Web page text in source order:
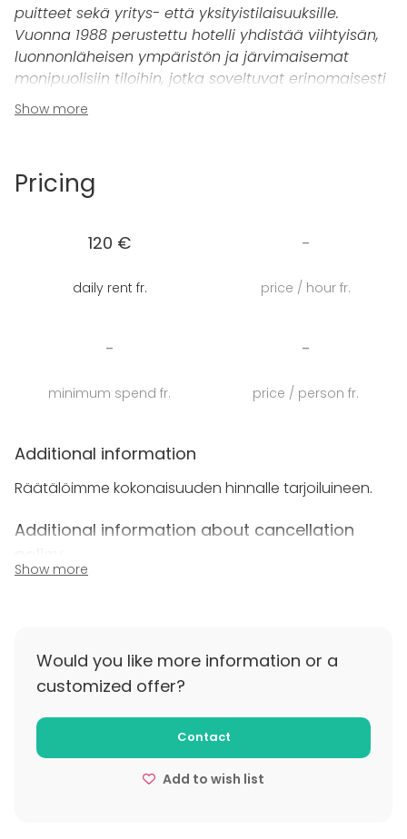
puitteet sekä yritys- että yksityistilaisuuksille.
Vuonna 1988 perustettu hotelli yhdistää viihtyisän,
luonnonläheisen ympäristön ja järvimaisemat
monipuolisiin tiloihin, jotka soveltuvat erinomaisesti
niin kokouksiin kuin juhliinkin.
rauhallista tunnelmaa, mikä tekee siitä erinomaisen
Waltikan läheinen sijainti Valkeakosken luonnon ja
kulttuurimahdollisuuksien keskellä takaa, että vieraat
Show more
Pricing
120 €
daily rent fr.
-
price / hour fr.
-
minimum spend fr.
-
price / person fr.
Additional information
Räätälöimme kokonaisuuden hinnalle tarjoiluineen.
Additional information about cancellation
Show more
Would you like more information or a
customized offer?
Contact
Add to wish list